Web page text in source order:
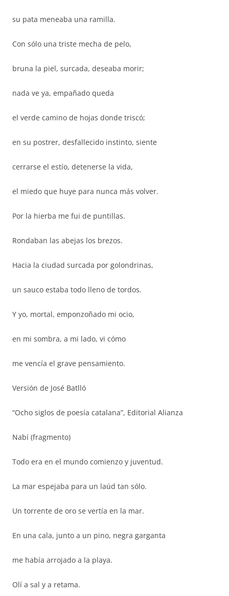
su pata meneaba una ramilla.
Con sólo una triste mecha de pelo,
bruna la piel, surcada, deseaba morir;
nada ve ya, empañado queda
el verde camino de hojas donde triscó;
en su postrer, desfallecido instinto, siente
cerrarse el estío, detenerse la vida,
el miedo que huye para nunca más volver.
Por la hierba me fui de puntillas.
Rondaban las abejas los brezos.
Hacia la ciudad surcada por golondrinas,
un sauco estaba todo lleno de tordos.
Y yo, mortal, emponzoñado mi ocio,
en mi sombra, a mi lado, vi cómo
me vencía el grave pensamiento.
Versión de José Batlló
“Ocho siglos de poesía catalana”, Editorial Alianza
Nabí (fragmento)
Todo era en el mundo comienzo y juventud.
La mar espejaba para un laúd tan sólo.
Un torrente de oro se vertía en la mar.
En una cala, junto a un pino, negra garganta
me había arrojado a la playa.
Olí a sal y a retama.